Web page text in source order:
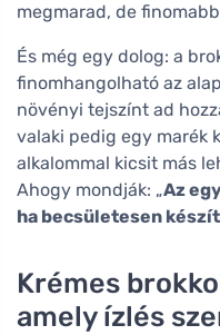
megmarad, de
És még egy dolog: a
finomhangolható az
növényi tejszínt ad
valaki pedig egy marék
alkalommal kicsit más
Ahogy mondják: „Az
ha becsületesen
Krémes
amely ízlés